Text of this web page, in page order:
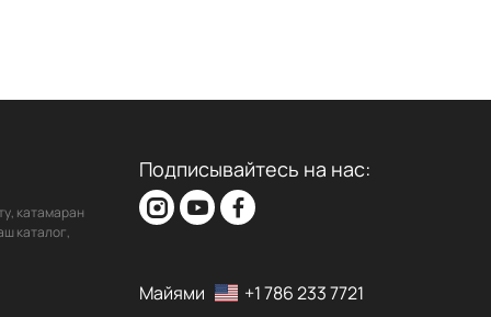
катамаран
каталог,
Подписывайтесь на нас:
Майями
+1 786 233 7721